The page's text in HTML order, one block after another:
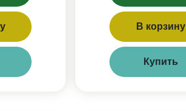
В корзину
Купить